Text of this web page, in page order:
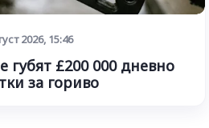
2026, 15:46
губят £200 000 дневно
за гориво